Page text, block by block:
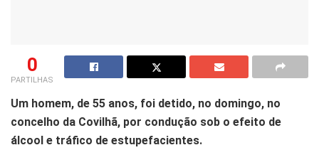
0
PARTILHAS
Um homem, de 55 anos, foi detido, no domingo, no
concelho da Covilhã, por condução sob o efeito de
álcool e tráfico de estupefacientes.